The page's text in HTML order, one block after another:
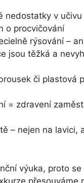
nedostatky v
o procvičování
rýsování –
jsou těžká a
či plastová
= zdravení
– nejen na lavici,
výuka, proto
přesouváme